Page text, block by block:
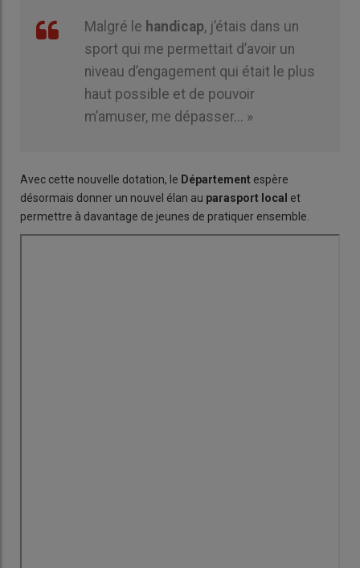
Malgré le handicap, j’étais dans un
sport qui me permettait d’avoir un
niveau d’engagement qui était le plus
haut possible et de pouvoir
m’amuser, me dépasser... »
Avec cette nouvelle dotation, le Département espère
désormais donner un nouvel élan au parasport local et
permettre à davantage de jeunes de pratiquer ensemble.